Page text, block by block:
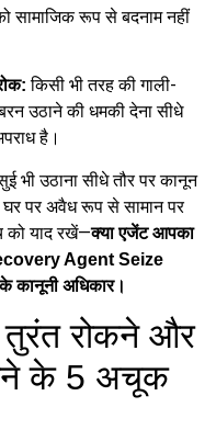
सामाजिक रूप से बदनाम नहीं
किसी भी तरह की गाली-
उठाने की धमकी देना सीधे
है।
भी उठाना सीधे तौर पर कानून
पर अवैध रूप से सामान पर
को याद रखें—क्या एजेंट आपका
Agent Seize
अधिकार।
तुरंत रोकने और
के 5 अचूक